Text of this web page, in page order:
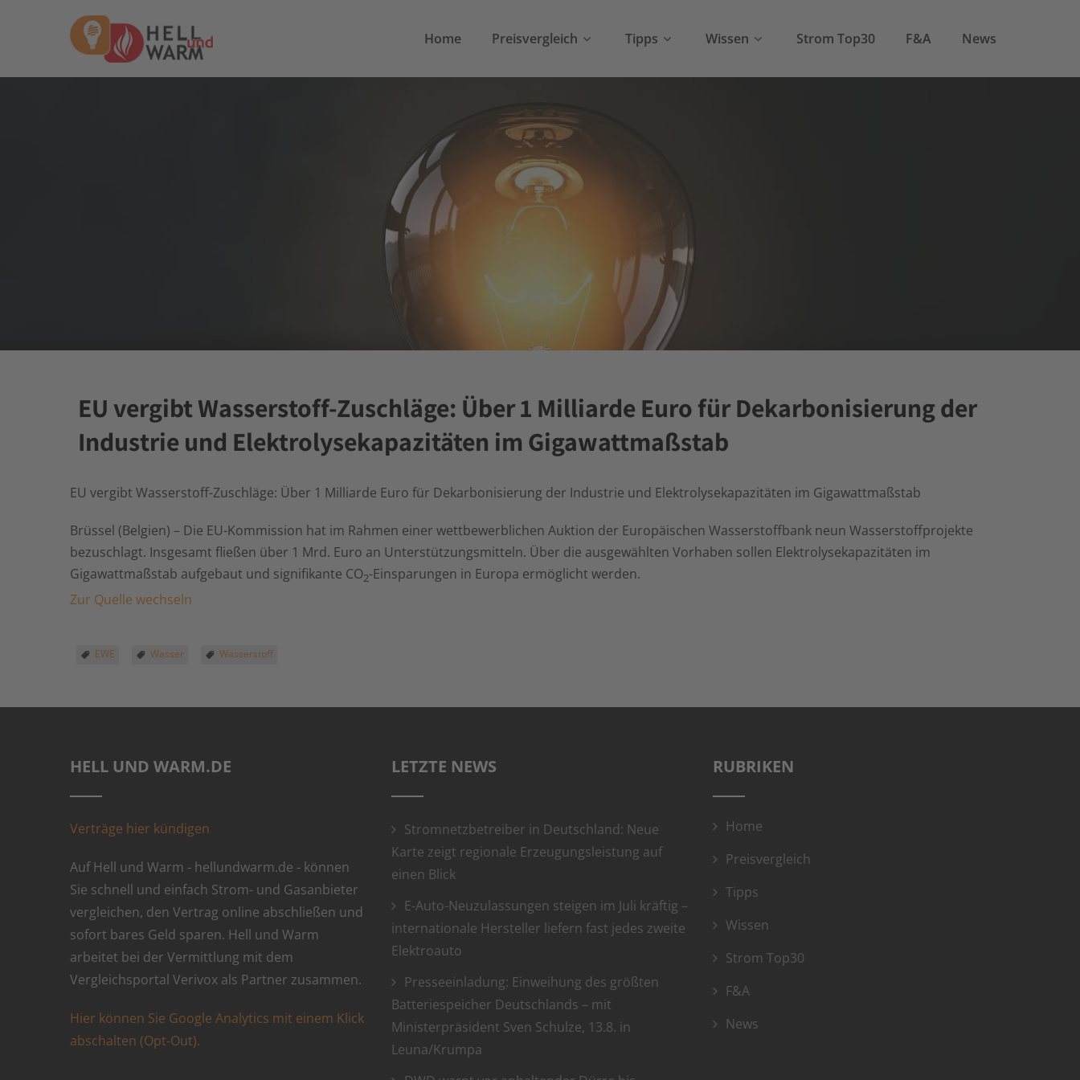
Home Preisvergleich Tipps Wissen Strom Top30 F&A News
EU vergibt Wasserstoff-Zuschläge: Über 1 Milliarde Euro für Dekarbonisierung der
Industrie und Elektrolysekapazitäten im Gigawattmaßstab
EU vergibt Wasserstoff-Zuschläge: Über 1 Milliarde Euro für Dekarbonisierung der Industrie und Elektrolysekapazitäten im Gigawattmaßstab
Brüssel (Belgien) – Die EU-Kommission hat im Rahmen einer wettbewerblichen Auktion der Europäischen Wasserstoffbank neun Wasserstoffprojekte
bezuschlagt. Insgesamt fließen über 1 Mrd. Euro an Unterstützungsmitteln. Über die ausgewählten Vorhaben sollen Elektrolysekapazitäten im
Gigawattmaßstab aufgebaut und signifikante CO2-Einsparungen in Europa ermöglicht werden.
Zur Quelle wechseln
EWE Wasser Wasserstoff
HELL UND WARM.DE
Verträge hier kündigen
Auf Hell und Warm - hellundwarm.de - können
Sie schnell und einfach Strom- und Gasanbieter
vergleichen, den Vertrag online abschließen und
sofort bares Geld sparen. Hell und Warm
arbeitet bei der Vermittlung mit dem
Vergleichsportal Verivox als Partner zusammen.
Hier können Sie Google Analytics mit einem Klick
abschalten (Opt-Out).
LETZTE NEWS
Stromnetzbetreiber in Deutschland: Neue
Karte zeigt regionale Erzeugungsleistung auf
einen Blick
E-Auto-Neuzulassungen steigen im Juli kräftig –
internationale Hersteller liefern fast jedes zweite
Elektroauto
Presseeinladung: Einweihung des größten
Batteriespeicher Deutschlands – mit
Ministerpräsident Sven Schulze, 13.8. in
Leuna/Krumpa
RUBRIKEN
Home
Preisvergleich
Tipps
Wissen
Strom Top30
F&A
News